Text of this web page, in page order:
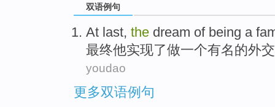
双语例句
At last, the dream ofbeing a
最终他实现了做一个有名的外
youdao
更多双语例句